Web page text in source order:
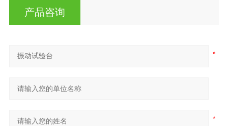
产品咨询